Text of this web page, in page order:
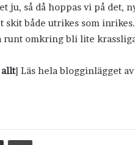
ju, så då hoppas vi på det,
skit både utrikes som
runt omkring bli lite
] Läs hela blogginlägget
Dela via e-post Skriv ut